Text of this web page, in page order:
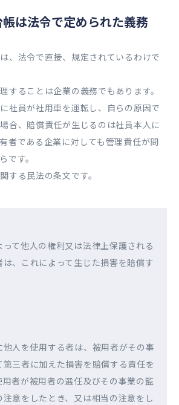
は法令で定められた義務
、法令で直接、規定されているわけで
することは企業の義務でもあります。
社員が社用車を運転し、自らの原因で
合、賠償責任が生じるのは社員本人に
者である企業に対しても管理責任が問
です。
する民法の条文です。
て他人の権利又は法律上保護される
、これによって生じた損害を賠償す
他人を使用する者は、被用者がその事
三者に加えた損害を賠償する責任を
者が被用者の選任及びその事業の監
意をしたとき、又は相当の注意をし